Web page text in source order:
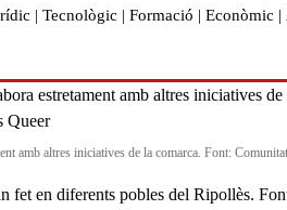
| Tecnològic | Formació | Econòmic |
amb altres iniciatives de la comarca. Font: